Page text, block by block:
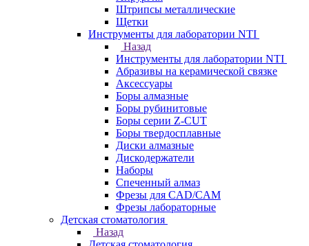
Штрипсы металлические
Щетки
Инструменты для лаборатории NTI
Назад
Инструменты для лаборатории NTI
Абразивы на керамической связке
Аксессуары
Боры алмазные
Боры рубинитовые
Боры серии Z-CUT
Боры твердосплавные
Диски алмазные
Дискодержатели
Наборы
Спеченный алмаз
Фрезы для CAD/CAM
Фрезы лабораторные
Детская стоматология
Назад